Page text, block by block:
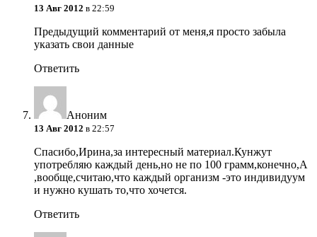
13 Авг 2012 в 22:59
Предыдущий комментарий от меня,я просто забыла
указать свои данные
Ответить
Аноним
13 Авг 2012 в 22:57
Спасибо,Ирина,за интересный материал.Кунжут
употребляю каждый день,но не по 100 грамм,конечно,А
,вообще,считаю,что каждый организм -это индивидуум
и нужно кушать то,что хочется.
Ответить